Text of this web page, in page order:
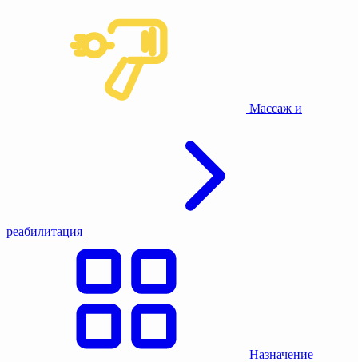
Массаж и
реабилитация
Назначение